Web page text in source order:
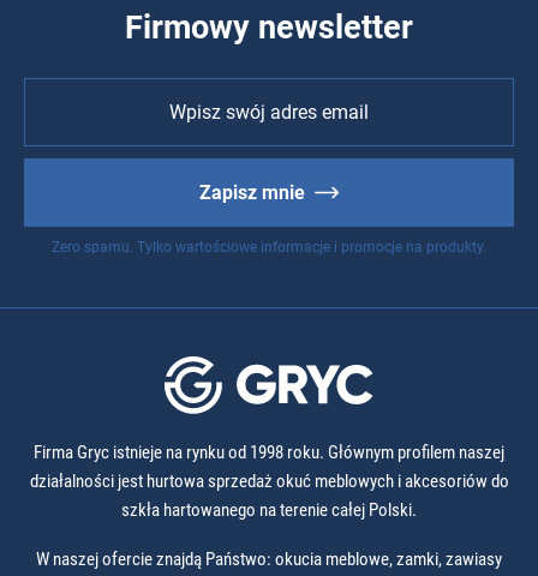
Firmowy newsletter
Zapisz mnie
Zero spamu. Tylko wartościowe informacje i promocje na produkty.
Firma Gryc istnieje na rynku od 1998 roku. Głównym profilem naszej
działalności jest hurtowa sprzedaż okuć meblowych i akcesoriów do
szkła hartowanego na terenie całej Polski.
W naszej ofercie znajdą Państwo: okucia meblowe, zamki, zawiasy